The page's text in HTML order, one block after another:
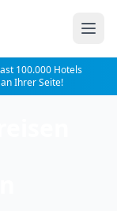
100.000 Hotels
Ihrer Seite!